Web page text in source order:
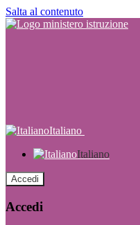
Salta al contenuto
Italiano
Italiano
Accedi
Accedi